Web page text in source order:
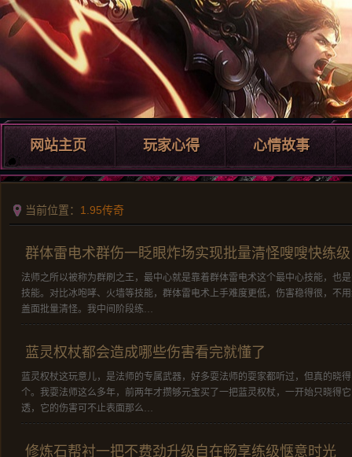
网站主页 玩家心得 心情故事
当前位置： 1.95传奇
群体雷电术群伤一眨眼炸场实现批量清怪嗖嗖快练级
法师之所以被称为群刷之王，最中心就是靠着群体雷电术这个最中心技能，也
技能。对比冰咆哮、火墙等技能，群体雷电术上手难度更低，伤害稳得很，不
盖面批量清怪。我中间阶段练…
蓝灵权杖都会造成哪些伤害看完就懂了
蓝灵权杖这玩意儿，是法师的专属武器，好多耍法师的耍家都听过，但真的晓
个。我耍法师这么多年，前两年才攒够元宝买了一把蓝灵权杖，一开始只晓得
透，它的伤害可不止表面那么…
修炼石帮衬一把不费劲升级自在畅享练级惬意时光